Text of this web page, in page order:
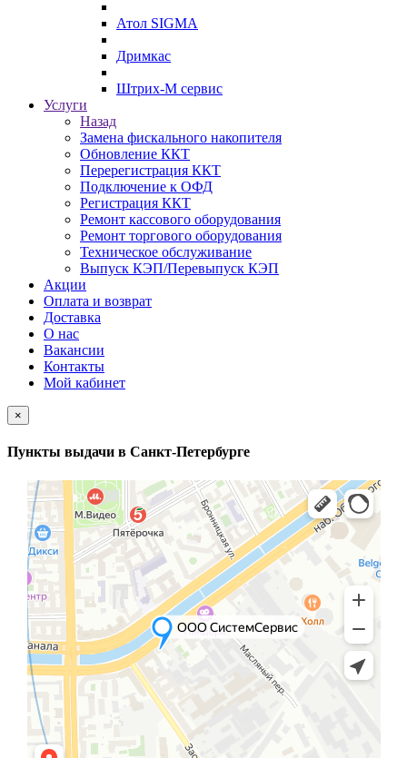
Атол SIGMA
Дримкас
Штрих-М сервис
Услуги
Назад
Замена фискального накопителя
Обновление ККТ
Перерегистрация ККТ
Подключение к ОФД
Регистрация ККТ
Ремонт кассового оборудования
Ремонт торгового оборудования
Техническое обслуживание
Выпуск КЭП/Перевыпуск КЭП
Акции
Оплата и возврат
Доставка
О нас
Вакансии
Контакты
Мой кабинет
×
Пункты выдачи в Санкт-Петербурге